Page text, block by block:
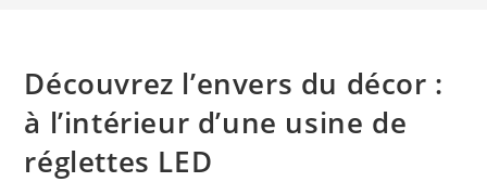
Découvrez l’envers du décor :
à l’intérieur d’une usine de
réglettes LED